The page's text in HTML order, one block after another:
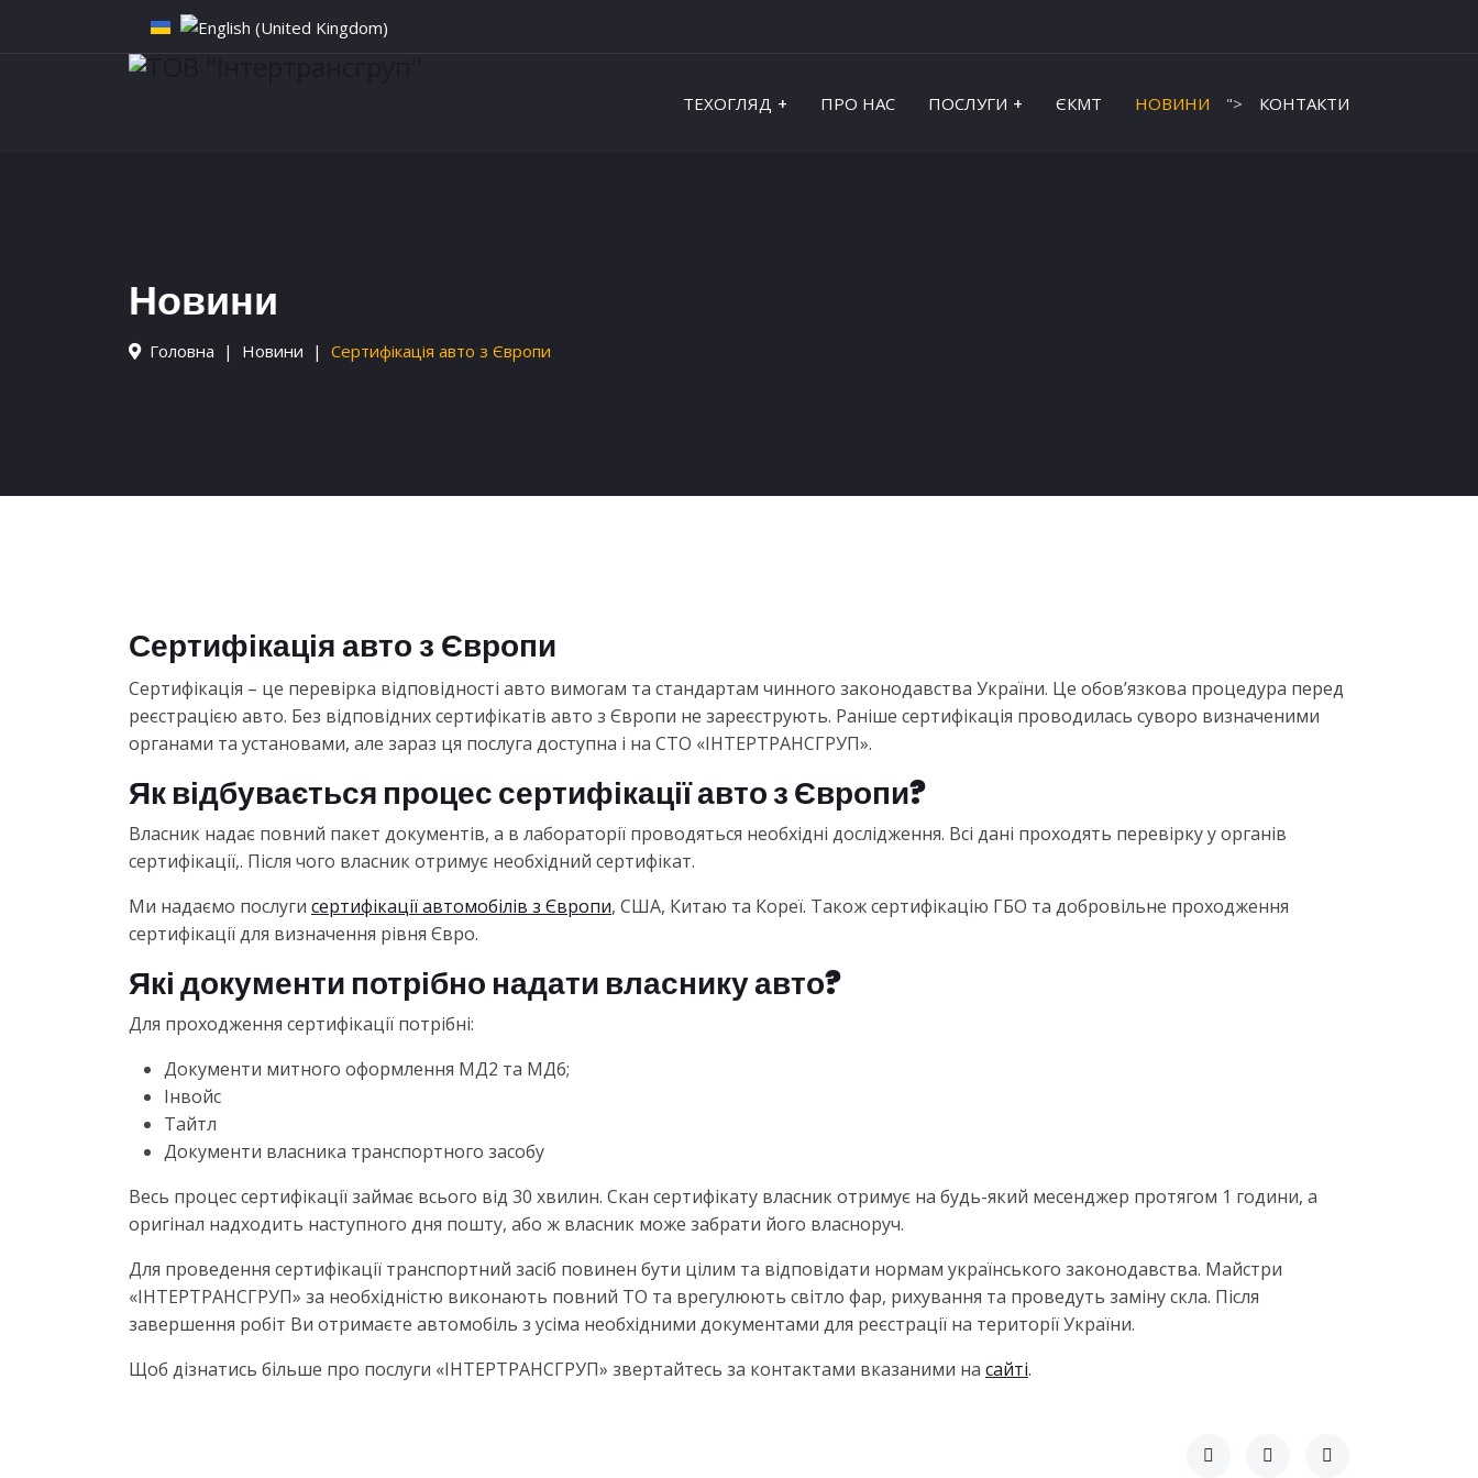
ТЕХОГЛЯД ПРО НАС ПОСЛУГИ ЄКМТ НОВИНИ "> КОНТАКТИ
Новини
Головна Новини Сертифікація авто з Європи
Сертифікація авто з Європи
Сертифікація – це перевірка відповідності авто вимогам та стандартам чинного законодавства України. Це обов’язкова процедура перед
реєстрацією авто. Без відповідних сертифікатів авто з Європи не зареєструють. Раніше сертифікація проводилась суворо визначеними
органами та установами, але зараз ця послуга доступна і на СТО «ІНТЕРТРАНСГРУП».
Як відбувається процес сертифікації авто з Європи?
Власник надає повний пакет документів, а в лабораторії проводяться необхідні дослідження. Всі дані проходять перевірку у органів
сертифікації,. Після чого власник отримує необхідний сертифікат.
Ми надаємо послуги сертифікації автомобілів з Європи, США, Китаю та Кореї. Також сертифікацію ГБО та добровільне проходження
сертифікації для визначення рівня Євро.
Які документи потрібно надати власнику авто?
Для проходження сертифікації потрібні:
Документи митного оформлення МД2 та МД6;
Інвойс
Тайтл
Документи власника транспортного засобу
Весь процес сертифікації займає всього від 30 хвилин. Скан сертифікату власник отримує на будь-який месенджер протягом 1 години, а
оригінал надходить наступного дня пошту, або ж власник може забрати його власноруч.
Для проведення сертифікації транспортний засіб повинен бути цілим та відповідати нормам українського законодавства. Майстри
«ІНТЕРТРАНСГРУП» за необхідністю виконають повний ТО та врегулюють світло фар, рихування та проведуть заміну скла. Після
завершення робіт Ви отримаєте автомобіль з усіма необхідними документами для реєстрації на території України.
Щоб дізнатись більше про послуги «ІНТЕРТРАНСГРУП» звертайтесь за контактами вказаними на сайті.